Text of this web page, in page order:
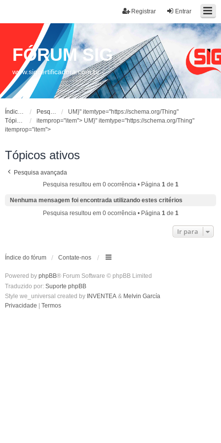
Entrar
Registrar
FÓRUM SIG
www.sigcertificadora.com.br
Índice do fórum Pesquisar
UM}" itemtype="https://schema.org/Thing"
itemprop="item">
Tópicos ativos
UM}" itemtype="https://schema.org/Thing"
itemprop="item">
Tópicos ativos
Pesquisa avançada
Pesquisa resultou em 0 ocorrência • Página 1de 1
Nenhuma mensagem foi encontrada utilizando estes critérios
Pesquisa resultou em 0 ocorrência • Página 1de 1
Ir para
Índice do fórum Contate-nos
Powered by phpBB® Forum Software © phpBB Limited
Traduzido por: Suporte phpBB
Style we_universal created by INVENTEA & Melvin García
Privacidade
Termos